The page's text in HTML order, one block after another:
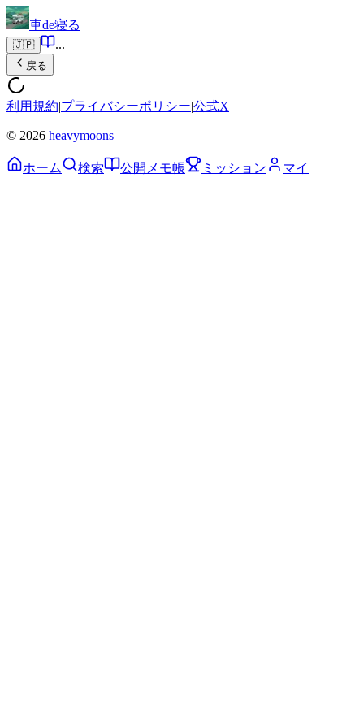
車de寝る
🇯🇵 ...
戻る
利用規約|プライバシーポリシー|公式X
© 2026 heavymoons
ホーム 検索 公開メモ帳 ミッション マイ